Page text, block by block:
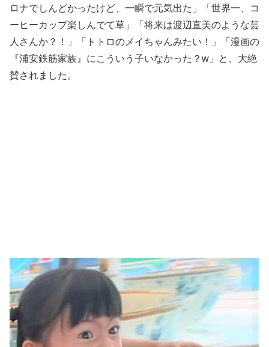
ロナでしんどかったけど、一瞬で元気出た」「世界一、コ
ーヒーカップ楽しんでて草」「将来は渡辺直美のような芸
人さんか？！」「トトロのメイちゃんみたい！」「漫画の
『浦安鉄筋家族』にこういう子いなかった？w」と、大絶
賛されました。